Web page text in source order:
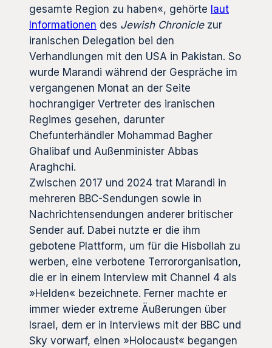
gesamte Region zu haben«, gehörte laut
Informationen des Jewish Chroniclezur
iranischen Delegation bei den
Verhandlungen mit den USA in Pakistan. So
wurde Marandi während der Gespräche im
vergangenen Monat an der Seite
hochrangiger Vertreter des iranischen
Regimes gesehen, darunter
Chefunterhändler Mohammad Bagher
Ghalibaf und Außenminister Abbas
Araghchi.
Zwischen 2017 und 2024 trat Marandi in
mehreren BBC-Sendungen sowie in
Nachrichtensendungen anderer britischer
Sender auf. Dabei nutzte er die ihm
gebotene Plattform, um für die Hisbollah zu
werben, eine verbotene Terrororganisation,
die er in einem Interview mit Channel 4 als
»Helden« bezeichnete. Ferner machte er
immer wieder extreme Äußerungen über
Israel, dem er in Interviews mit der BBC und
Sky vorwarf, einen »Holocaust« begangen